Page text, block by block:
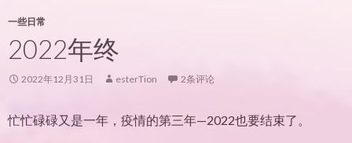
一些日常
2022年终
2022年12月31日 esterTion 2条评论
忙忙碌碌又是一年，疫情的第三年—2022也要结束了。